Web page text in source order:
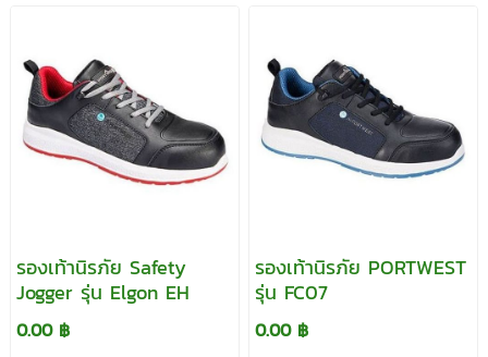
รองเท้านิรภัย Safety
Jogger รุ่น Elgon EH
0.00 ฿
รองเท้านิรภัย PORTWEST
รุ่น FC07
0.00 ฿